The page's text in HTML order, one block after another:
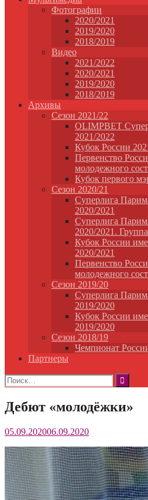
Фотографии
2020/2021
2019/2020
2018/2019
Видео
2021/2022
2020/2021
2019/2020
2018/2019
Архивы
Сезон 2021/22
OLIMPBET
2021/2022
Кубок России
Первенство
молодежного
Кубок первого
Сезон 2020/21
Суперлига
2020/2021
Суперлига
2020/2021.
Кубок России
2020/2021
Первенство
молодежного
Сезон 2019/20
Суперлига
2019/2020
Кубок России
2019/2020
Сезон 2018/19
Чемпионат
Партнеры
Найти:
Дебют «молодёжки»
05.09.202006.09.2020